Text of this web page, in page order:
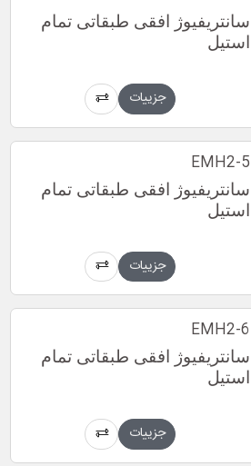
سانتریفیوژ افقی طبقاتی تمام
استیل
جزییات
EMH2-5
سانتریفیوژ افقی طبقاتی تمام
استیل
جزییات
EMH2-6
سانتریفیوژ افقی طبقاتی تمام
استیل
جزییات